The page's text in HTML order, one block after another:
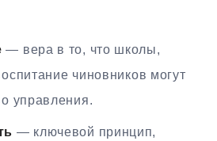
— вера в то, что школы,
чиновников могут
управления.
— ключевой принцип,